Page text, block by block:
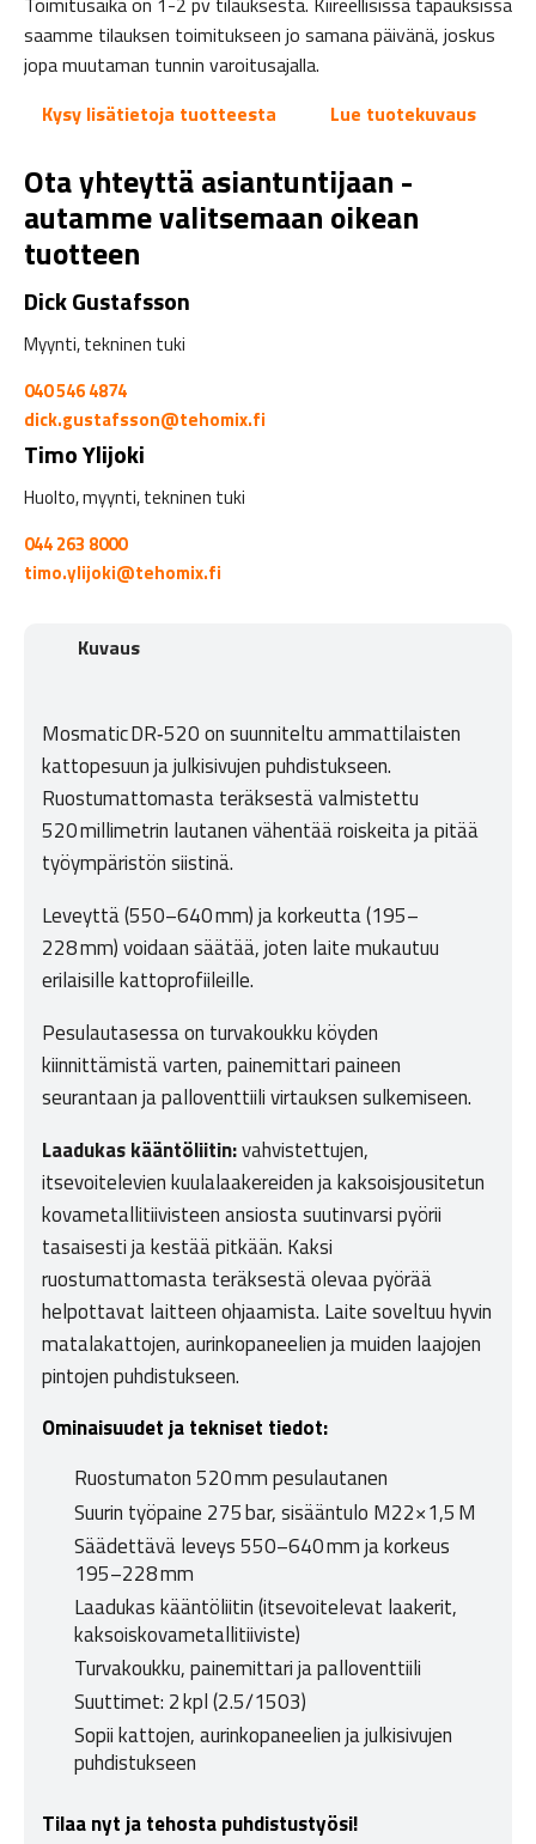
saamme tilauksen toimitukseen jo samana päivänä, joskus
jopa muutaman tunnin varoitusajalla.
Kysy lisätietoja tuotteesta
Lue tuotekuvaus
Ota yhteyttä asiantuntijaan -
autamme valitsemaan oikean
tuotteen
Dick Gustafsson
Myynti, tekninen tuki
040 546 4874
dick.gustafsson@tehomix.fi
Timo Ylijoki
Huolto, myynti, tekninen tuki
044 263 8000
timo.ylijoki@tehomix.fi
Kuvaus
Mosmatic DR‑520 on suunniteltu ammattilaisten
kattopesuun ja julkisivujen puhdistukseen.
Ruostumattomasta teräksestä valmistettu
520 millimetrin lautanen vähentää roiskeita ja pitää
työympäristön siistinä.
Leveyttä (550–640 mm) ja korkeutta (195–
228 mm) voidaan säätää, joten laite mukautuu
erilaisille kattoprofiileille.
Pesulautasessa on turvakoukku köyden
kiinnittämistä varten, painemittari paineen
seurantaan ja palloventtiili virtauksen sulkemiseen.
Laadukas kääntöliitin:vahvistettujen,
itsevoitelevien kuulalaakereiden ja kaksoisjousitetun
kovametallitiivisteen ansiosta suutinvarsi pyörii
tasaisesti ja kestää pitkään. Kaksi
ruostumattomasta teräksestä olevaa pyörää
helpottavat laitteen ohjaamista. Laite soveltuu hyvin
matalakattojen, aurinkopaneelien ja muiden laajojen
pintojen puhdistukseen.
Ominaisuudet ja tekniset tiedot:
Ruostumaton 520 mm pesulautanen
Suurin työpaine 275 bar, sisääntulo M22×1,5 M
Säädettävä leveys 550–640 mm ja korkeus
195–228 mm
Laadukas kääntöliitin (itsevoitelevat laakerit,
kaksoiskovametallitiiviste)
Turvakoukku, painemittari ja palloventtiili
Suuttimet: 2 kpl (2.5/1503)
Sopii kattojen, aurinkopaneelien ja julkisivujen
puhdistukseen
Tilaa nyt ja tehosta puhdistustyösi!